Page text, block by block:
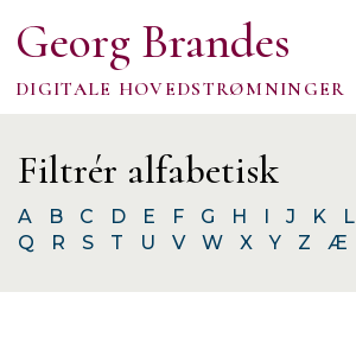
Georg Brandes
DIGITALE HOVEDSTRØMNINGER
Filtrér alfabetisk
A B C D E F G H I J K L
Q
R S T U V W X Y Z Æ